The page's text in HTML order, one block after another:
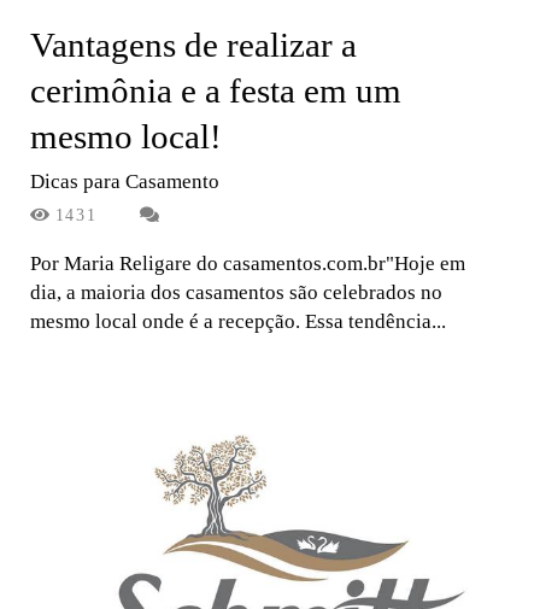
Vantagens de realizar a
cerimônia e a festa em um
mesmo local!
Dicas para Casamento
1431
Por Maria Religare do casamentos.com.br"Hoje em
dia, a maioria dos casamentos são celebrados no
mesmo local onde é a recepção. Essa tendência...